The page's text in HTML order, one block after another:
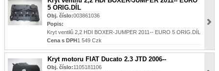
5 ORIG.DÍL
Obj. číslo:003861036
Popis:
Kryt ventilů 2,2 HDI BOXER-JUMPER 2011-- EURO 5 ORIG.DÍL
Cena s DPH1 549 Czk
Kryt motoru FIAT Ducato 2.3 JTD 2006--
Obj. číslo:1105181106